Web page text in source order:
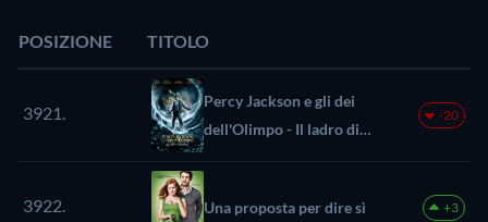
POSIZIONE TITOLO
3921.
Percy Jackson e gli dei
dell'Olimpo - Il ladro di
fulmini
-20
3922. Una proposta per dire sì +3